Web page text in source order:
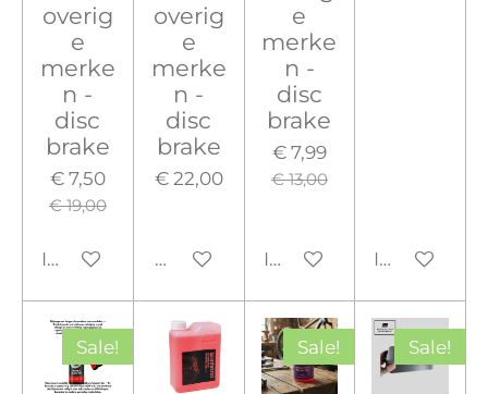
overig
e
merke
n -
disc
brake
€ 7,50
€ 19,00
In winkelwagen
overig
e
merke
n -
disc
brake
€ 22,00
Houd mij op de hoogte
e
merke
n -
disc
brake
€ 7,99
€ 13,00
In winkelwagen
In
Sale! Sale! Sale!